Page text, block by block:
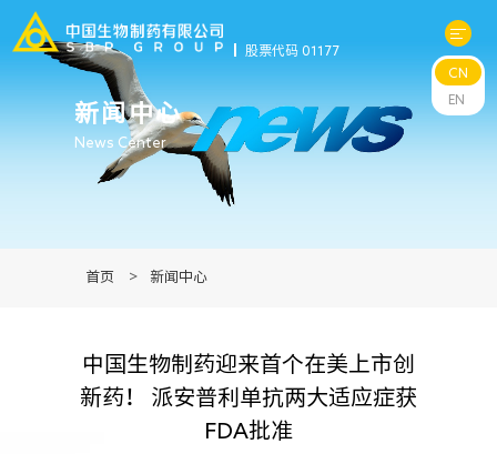
股票代码 01177
可持续发展
CN
EN
新闻中心
News Center
首页 > 新闻中心
中国生物制药迎来首个在美上市创
新药！ 派安普利单抗两大适应症获
FDA批准